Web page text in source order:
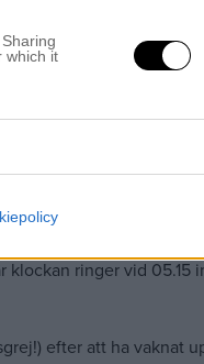
which it
ringer vid
efter att ha vaknat